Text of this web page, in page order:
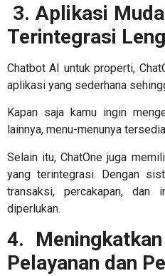
3. Aplikasi
Terintegrasi
Chatbot AI untuk properti,
aplikasi yang sederhana
Kapan saja kamu ingin
lainnya, menu-menunya
Selain itu, ChatOne juga
yang terintegrasi. Dengan
transaksi, percakapan, dan
diperlukan.
4.
Pelayanan dan